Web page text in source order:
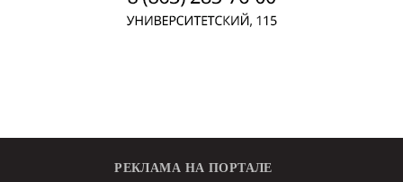
РЕКЛАМА НА ПОРТАЛЕ